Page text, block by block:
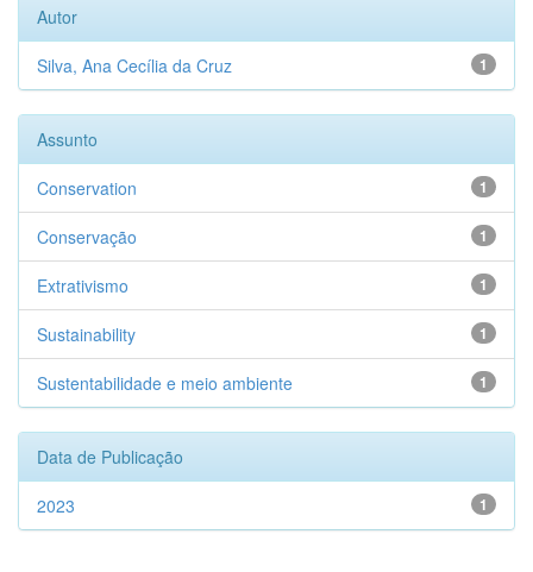
Autor
1
Silva, Ana Cecília da Cruz
Assunto
1
Conservation
1
Conservação
1
Extrativismo
1
Sustainability
1
Sustentabilidade e meio ambiente
Data de Publicação
1
2023